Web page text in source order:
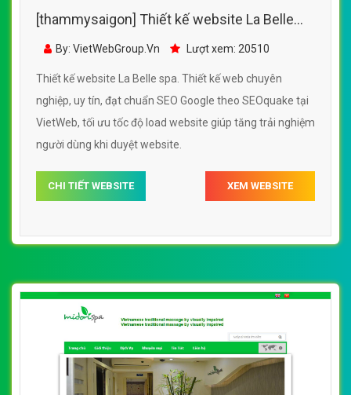
[thammysaigon] Thiết kế website La Belle
spa đẹp, chuyên nghiệp chuẩn SEO
By: VietWebGroup.Vn Lượt xem: 20510
Thiết kế website La Belle spa. Thiết kế web chuyên
nghiệp, uy tín, đạt chuẩn SEO Google theo SEOquake tại
VietWeb, tối ưu tốc độ load website giúp tăng trải nghiệm
người dùng khi duyệt website.
CHI TIẾT WEBSITE XEM WEBSITE